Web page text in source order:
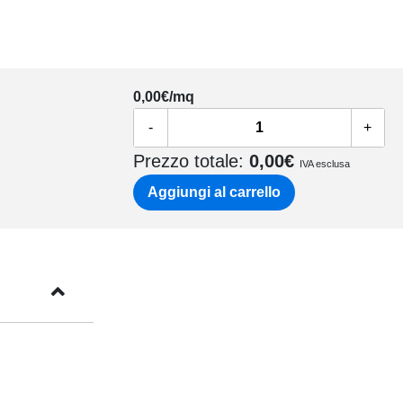
0,00€/mq
-
+
Prezzo totale: 0,00€ IVA esclusa
Aggiungi al carrello